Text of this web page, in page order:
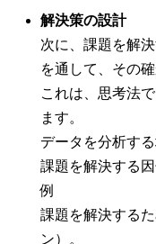
解決策の設計
次に、課題を解
を通して、その
これは、思考法
ます。
データを分析す
課題を解決する
例
課題を解決する
ン）。